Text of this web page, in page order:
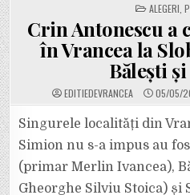
POSTED
IN
ALEGERI
Crin Antonescu a
în Vrancea la
Bălești și
EDITIEDEVRANCEA 05/05/
Singurele localități din
Simion nu s-a impus au
(primar Merlin Ivancea),
Gheorghe Silviu Stoica) și